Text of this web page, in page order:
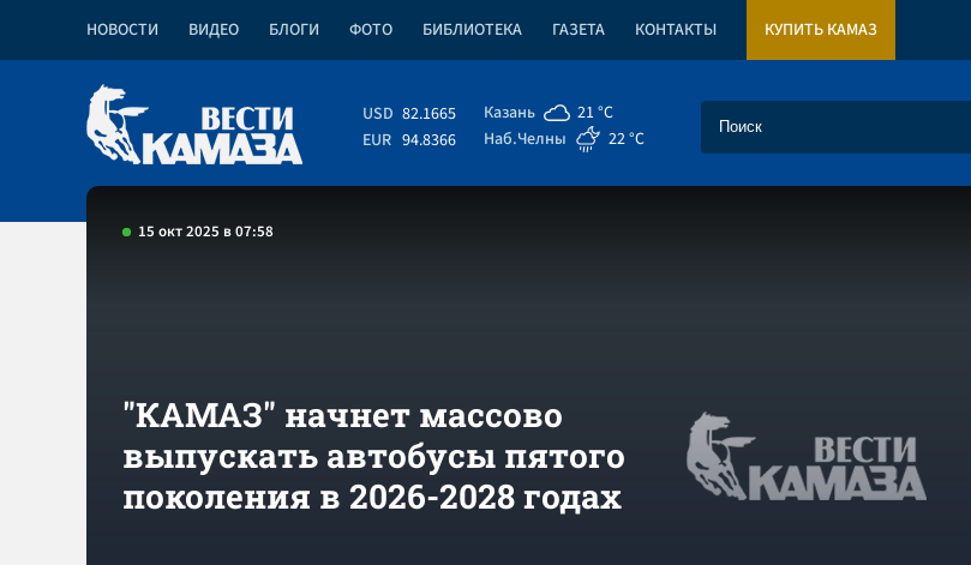
НОВОСТИ ВИДЕО БЛОГИ ФОТО БИБЛИОТЕКА ГАЗЕТА КОНТАКТЫ КУПИТЬ КАМАЗ
USD 82.1665
EUR 94.8366
Казань
21 °C
Наб.Челны
22 °C
15 окт 2025 в 07:58
"КАМАЗ" начнет массово
выпускать автобусы пятого
поколения в 2026-2028 годах